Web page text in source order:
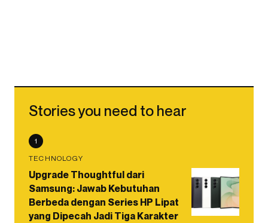
Stories you need to hear
1
TECHNOLOGY
Upgrade Thoughtful dari
Samsung: Jawab Kebutuhan
Berbeda dengan Series HP Lipat
yang Dipecah Jadi Tiga Karakter